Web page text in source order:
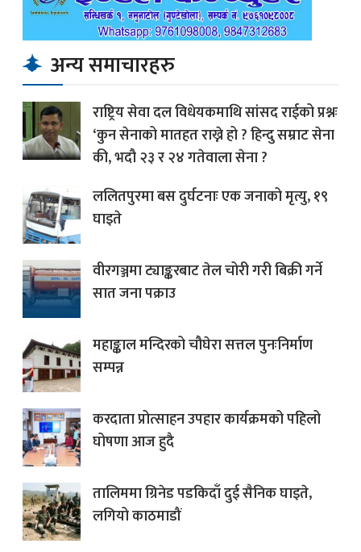
अन्य समाचारहरु
राष्ट्रिय सेवा दल विधेयकमाथि सांसद राईको प्रश्नः
‘कुन सेनाको मातहत राख्ने हो ? हिन्दु सम्राट सेना
की, भदौ २३ र २४ गतेवाला सेना ?
ललितपुरमा बस दुर्घटनाः एक जनाको मृत्यु, १९
घाइते
वीरगञ्जमा ट्याङ्करबाट तेल चोरी गरी बिक्री गर्ने
सात जना पक्राउ
महाङ्काल मन्दिरको चौघेरा सत्तल पुनःनिर्माण
सम्पन्न
करदाता प्रोत्साहन उपहार कार्यक्रमको पहिलो
घोषणा आज हुदै
तालिममा ग्रिनेड पडकिदाँ दुई सैनिक घाइते,
लगियो काठमाडौं